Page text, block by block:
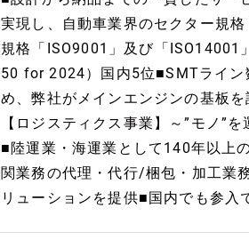
実現し、自動車業界のセクター規
規格「ISO9001」及び「
50 for 2024）国内5位■SMTライ
め、弊社がメインエンジンの基板
【ロジスティクス事業】～”モノ”
■陸運業・海運業として140年以上
関業務の代理・代行/梱包・加工業
リューションを提供■国内でも参